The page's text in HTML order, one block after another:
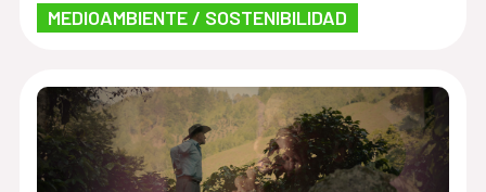
MEDIOAMBIENTE / SOSTENIBILIDAD